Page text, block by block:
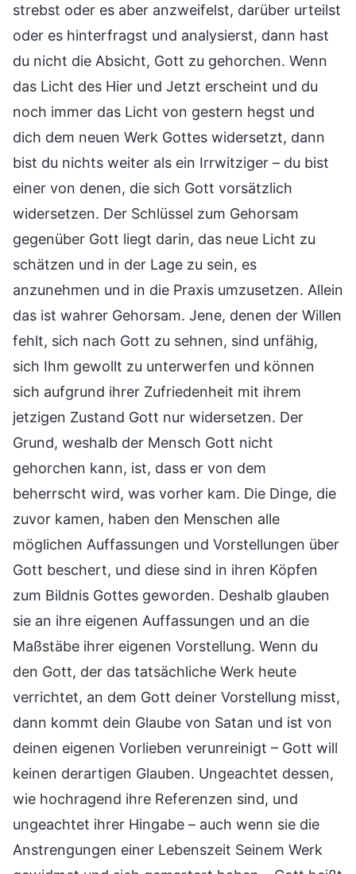
strebst oder es aber anzweifelst, darüber urteilst
oder es hinterfragst und analysierst, dann hast
du nicht die Absicht, Gott zu gehorchen. Wenn
das Licht des Hier und Jetzt erscheint und du
noch immer das Licht von gestern hegst und
dich dem neuen Werk Gottes widersetzt, dann
bist du nichts weiter als ein Irrwitziger – du bist
einer von denen, die sich Gott vorsätzlich
widersetzen. Der Schlüssel zum Gehorsam
gegenüber Gott liegt darin, das neue Licht zu
schätzen und in der Lage zu sein, es
anzunehmen und in die Praxis umzusetzen. Allein
das ist wahrer Gehorsam. Jene, denen der Willen
fehlt, sich nach Gott zu sehnen, sind unfähig,
sich Ihm gewollt zu unterwerfen und können
sich aufgrund ihrer Zufriedenheit mit ihrem
jetzigen Zustand Gott nur widersetzen. Der
Grund, weshalb der Mensch Gott nicht
gehorchen kann, ist, dass er von dem
beherrscht wird, was vorher kam. Die Dinge, die
zuvor kamen, haben den Menschen alle
möglichen Auffassungen und Vorstellungen über
Gott beschert, und diese sind in ihren Köpfen
zum Bildnis Gottes geworden. Deshalb glauben
sie an ihre eigenen Auffassungen und an die
Maßstäbe ihrer eigenen Vorstellung. Wenn du
den Gott, der das tatsächliche Werk heute
verrichtet, an dem Gott deiner Vorstellung misst,
dann kommt dein Glaube von Satan und ist von
deinen eigenen Vorlieben verunreinigt – Gott will
keinen derartigen Glauben. Ungeachtet dessen,
wie hochragend ihre Referenzen sind, und
ungeachtet ihrer Hingabe – auch wenn sie die
Anstrengungen einer Lebenszeit Seinem Werk